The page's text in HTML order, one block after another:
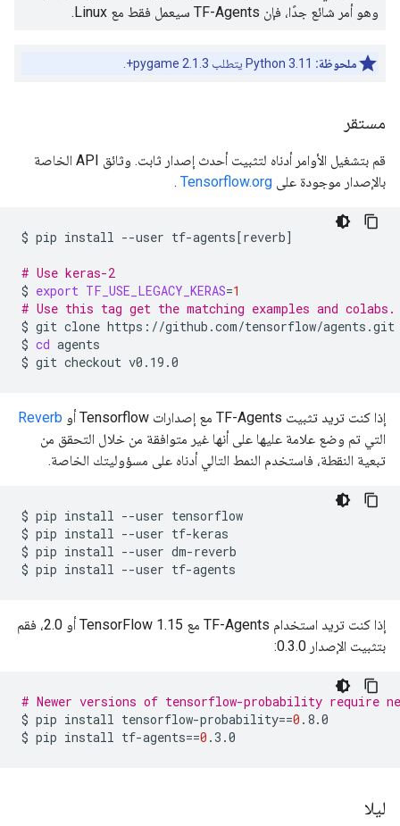
وهو أمر شائع جدًا، فإن TF-Agents سيعمل فقط مع Linux.
ملحوظة: Python 3.11 يتطلب pygame 2.1.3+.
مستقر
قم بتشغيل الأوامر أدناه لتثبيت أحدث إصدار ثابت. وثائق API الخاصة
بالإصدار موجودة على Tensorflow.org
.
$ pip install --user tf-agents[reverb]
# Use keras-2
$ export TF_USE_LEGACY_KERAS=1
# Use this tag get the matching examples and colabs.
$ git clone https://github.com/tensorflow/agents.git
$ cd agents
$ git checkout
إذا كنت تريد تثبيت TF-Agents مع إصدارات Tensorflow أو
Reverb
التي تم وضع علامة عليها على أنها غير متوافقة من خلال التحقق من
تبعية النقطة، فاستخدم النمط التالي أدناه على مسؤوليتك الخاصة.
$ pip install --user tensorflow
$ pip install --user tf-keras
$ pip install --user dm-reverb
$ pip install --user
إذا كنت تريد استخدام TF-Agents مع TensorFlow 1.15 أو 2.0، فقم
بتثبيت الإصدار 0.3.0:
# Newer versions of tensorflow-probability require
$ pip install tensorflow-probability==0 .8.0
$ pip install tf-agents==0
ليلا